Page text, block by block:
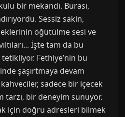
bir mekandı. Burası,
Sessiz sakin,
öğütülme sesi ve
İşte tam da bu
tetikliyor. Fethiye’nin bu
şaşırtmaya devam
sadece bir içecek
tarzı, bir deneyim sunuyor.
için doğru adresleri bilmek